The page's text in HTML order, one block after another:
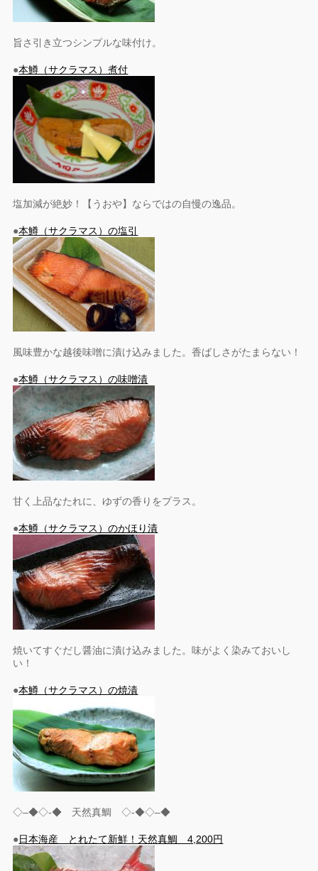
旨さ引き立つシンプルな味付け。
●本鱒（サクラマス）煮付
塩加減が絶妙！【うおや】ならではの自慢の逸品。
●本鱒（サクラマス）の塩引
風味豊かな越後味噌に漬け込みました。香ばしさがたまらない！
●本鱒（サクラマス）の味噌漬
甘く上品なたれに、ゆずの香りをプラス。
●本鱒（サクラマス）のかほり漬
焼いてすぐだし醤油に漬け込みました。味がよく染みておいし
い！
●本鱒（サクラマス）の焼漬
◇–◆◇-◆ 天然真鯛 ◇-◆◇–◆
●日本海産 とれたて新鮮！天然真鯛 4,200円